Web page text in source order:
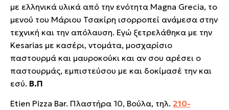
με ελληνικά υλικά από την ενότητα Magna Grecia, το
μενού του Μάριου Τσακίρη ισορροπεί ανάμεσα στην
τεχνική και την απόλαυση. Εγώ ξετρελάθηκα με την
Kesarias με κασέρι, ντομάτα, μοσχαρίσιο
παστουρμά και μαυροκούκι και αν σου αρέσει ο
παστουρμάς, εμπιστεύσου με και δοκίμασέ την και
εσύ. Β.Π
Etien Pizza Bar. Πλαστήρα 10, Βούλα, τηλ. 210-